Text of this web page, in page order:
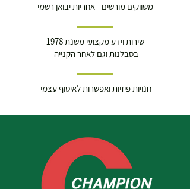
משווקים מורשים - אחריות יבואן רשמי
שירות וידע מקצועי משנת 1978
בסבלנות וגם לאחר הקנייה
חנויות פיזיות ואפשרות לאיסוף עצמי